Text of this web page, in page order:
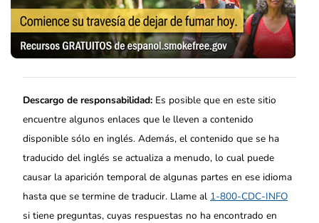
Descargo de responsabilidad: Es posible que en este sitio
encuentre algunos enlaces que le lleven a contenido
disponible sólo en inglés. Además, el contenido que se ha
traducido del inglés se actualiza a menudo, lo cual puede
causar la aparición temporal de algunas partes en ese idioma
hasta que se termine de traducir. Llame al 1-800-CDC-INFO
si tiene preguntas, cuyas respuestas no ha encontrado en